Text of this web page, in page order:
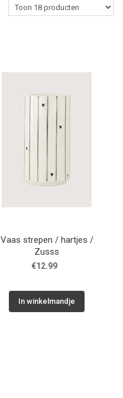
Vaas strepen / hartjes /
Zusss
€12.99
In winkelmandje